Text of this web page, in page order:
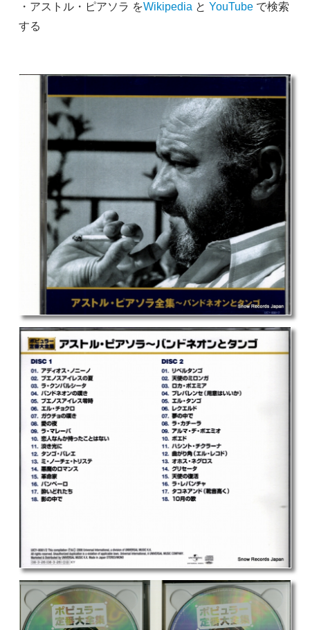
・アストル・ピアソラ をWikipedia と YouTubeで検索
する